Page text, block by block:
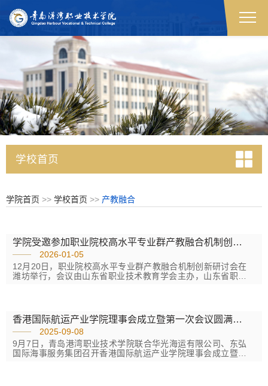
学校首页
学院首页 >> 学校首页 >> 产教融合
学院受邀参加职业院校高水平专业群产教融合机制创新研讨会
2026-01-05
12月20日，职业院校高水平专业群产教融合机制创新研讨会在
潍坊举行，会议由山东省职业技术教育学会主办，山东省职业
委员会学术委员会主任田克美、山东省职业技术教育学会会长
石忠、北京教育科学研究院职业教育研究所所长霍丽娟、山东
省产教融合促进会副会长兼秘书长路士超等分别作专家报告。...
香港国际航运产业学院理事会成立暨第一次会议圆满召开
2025-09-08
9月7日，青岛港湾职业技术学院联合华光海运有限公司、东弘
国际海事服务集团召开香港国际航运产业学院理事会成立暨第